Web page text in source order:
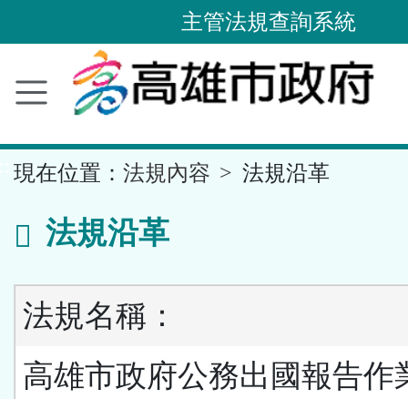
內
容
主管法規查詢系統
現在位置： 法規內容 法規沿革
法規沿革
法規名稱：
高雄市政府公務出國報告作